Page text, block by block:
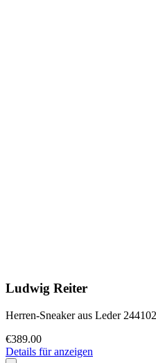
Ludwig Reiter
Herren-Sneaker aus Leder
€389.00
Details für anzeigen